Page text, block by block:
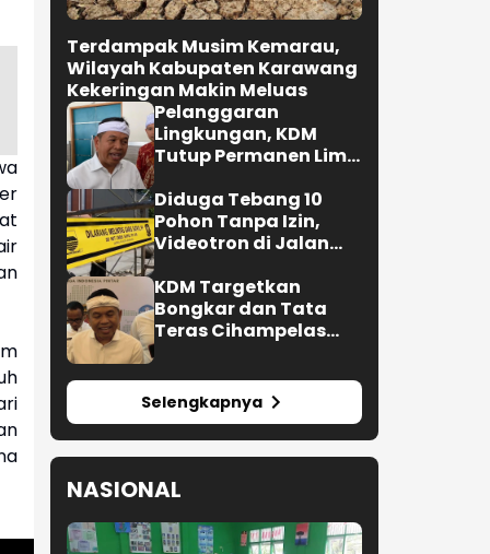
Terdampak Musim Kemarau,
Wilayah Kabupaten Karawang
Kekeringan Makin Meluas
Pelanggaran
Lingkungan, KDM
Tutup Permanen Lima
di Cipatat
Diduga Tebang 10
Pohon Tanpa Izin,
Videotron di Jalan
Bandung Disegel
KDM Targetkan
Bongkar dan Tata
Teras Cihampelas
Selengkapnya
NASIONAL